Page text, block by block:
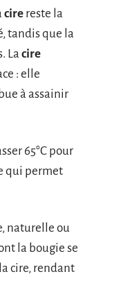
cire reste la
tandis que la
La cire
: elle
à assainir
65°C pour
qui permet
naturelle ou
la bougie se
cire, rendant